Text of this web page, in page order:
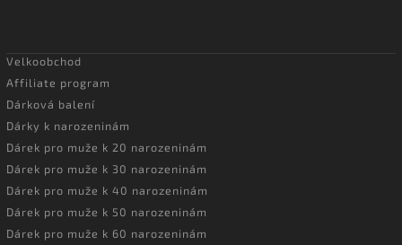
Velkoobchod
Affiliate program
Dárková balení
Dárky k narozeninám
Dárek pro muže k 20 narozeninám
Dárek pro muže k 30 narozeninám
Dárek pro muže k 40 narozeninám
Dárek pro muže k 50 narozeninám
Dárek pro muže k 60 narozeninám